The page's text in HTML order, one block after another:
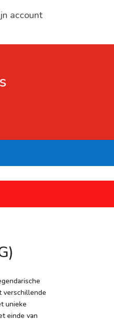
account
verschillende
unieke
einde van